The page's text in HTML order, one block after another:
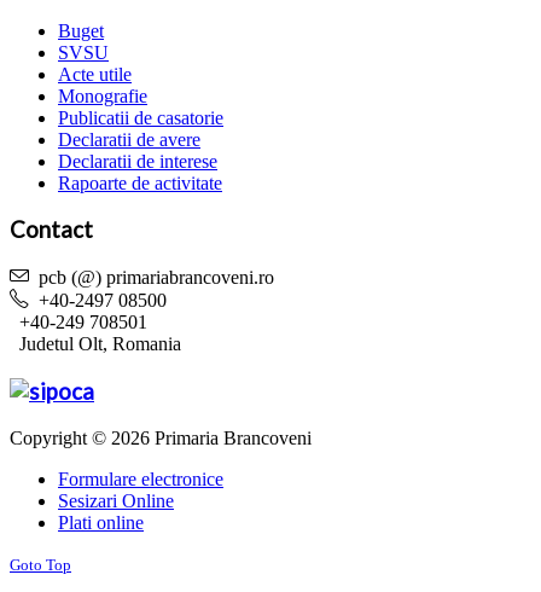
Buget
SVSU
Acte utile
Monografie
Publicatii de casatorie
Declaratii de avere
Declaratii de interese
Rapoarte de activitate
Contact
pcb (@) primariabrancoveni.ro
+40-2497 08500
+40-249 708501
Judetul Olt, Romania
Copyright © 2026 Primaria Brancoveni
Formulare electronice
Sesizari Online
Plati online
Goto Top